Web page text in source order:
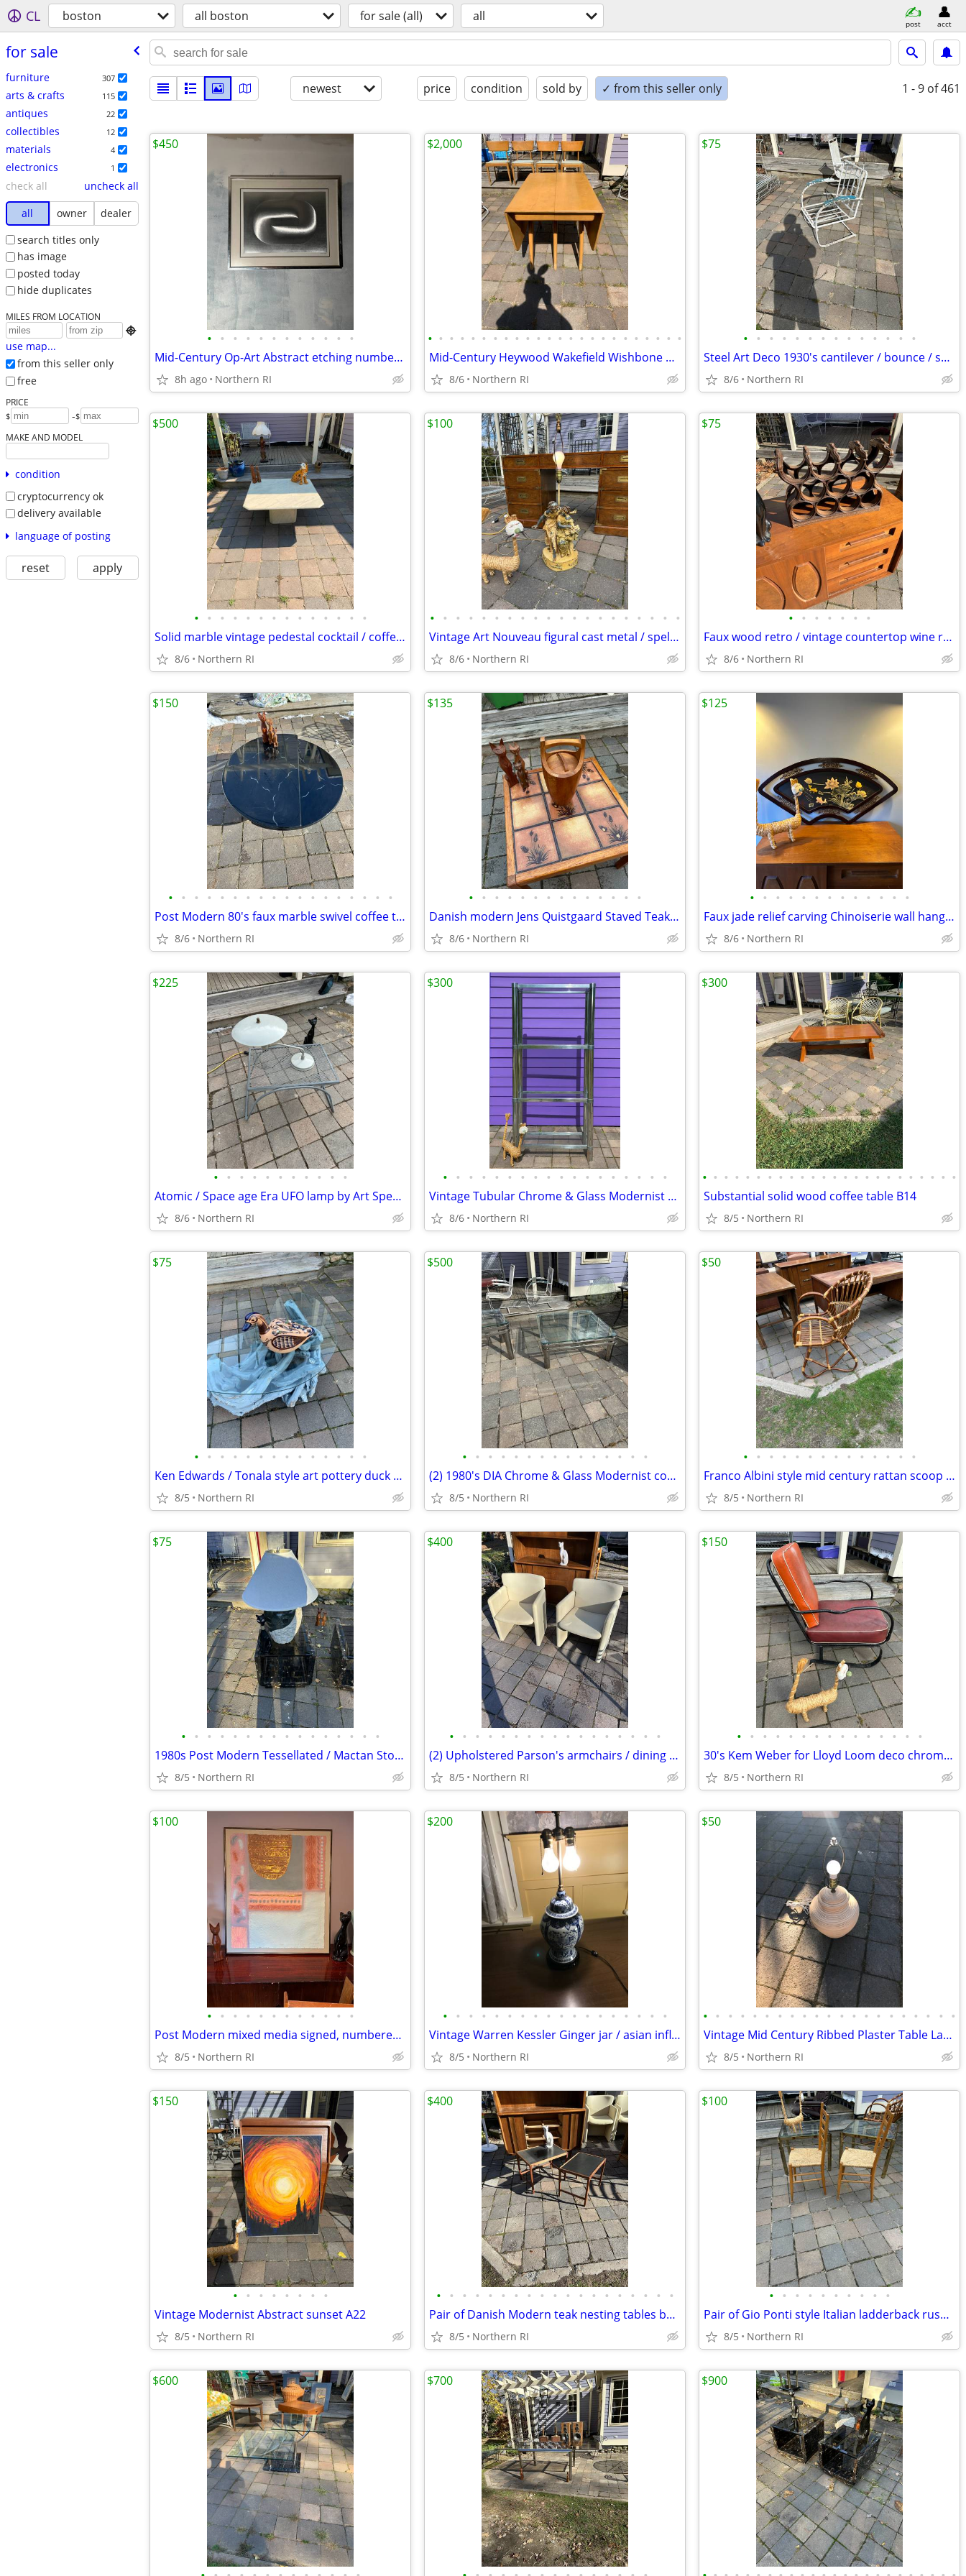
CL boston all boston for sale (all) all post acct
for sale
furniture 307
arts & crafts 115
antiques 22
collectibles 12
materials 4
electronics 1
check all
uncheck all
all
owner
dealer
search titles only
has image
posted today
hide duplicates
MILES FROM LOCATION

use map...
from this seller only
free
PRICE
$ -$
MAKE AND MODEL
condition
cryptocurrency ok
delivery available
language of posting
reset apply
newest price condition sold by ✓ from this seller only 1 - 9 of 461
• • • • • • • • • • • •
Mid-Century Op-Art Abstract etching numbered signed Patrick Dupre A479
8h ago Northern RI
$450
• • • • • • • • • • • • • • • • • • • • • • • •
Mid-Century Heywood Wakefield Wishbone Drop Leaf Dining table A476
8/6 Northern RI
$2,000
• • • • • • • • • • • • • •
Steel Art Deco 1930's cantilever / bounce / spring patio rocker A427
8/6 Northern RI
$75
• • • • • • • • • • • • • •
Solid marble vintage pedestal cocktail / coffee table A225
8/6 Northern RI
$500
• • • • • • • • • • • • • • • • • • • •
Vintage Art Nouveau figural cast metal / spelter lamp A237
8/6 Northern RI
$100
• • • • • • •
Faux wood retro / vintage countertop wine rack A193
8/6 Northern RI
$75
• • • • • • • • • • • • • • • • • •
Post Modern 80's faux marble swivel coffee table A96
8/6 Northern RI
$150
• • • • • • • • • • • • • •
Danish modern Jens Quistgaard Staved Teak Ice Bucket Dansk A457
8/6 Northern RI
$135
• • • • • • • • • • • • •
Faux jade relief carving Chinoiserie wall hanging A245
8/6 Northern RI
$125
• • • • • • • • • • •
Atomic / Space age Era UFO lamp by Art Specialty Co. A25
8/6 Northern RI
$225
• • • • • • • • • • • • • • • • • •
Vintage Tubular Chrome & Glass Modernist etagere / shelf A175
8/6 Northern RI
$300
• • • • • • • • • • • • • • • • • • • • • • • •
Substantial solid wood coffee table B14
8/5 Northern RI
$300
• • • • • • • • • • • • • •
Ken Edwards / Tonala style art pottery duck A462
8/5 Northern RI
$75
• • • • • • • • • • • • • • •
(2) 1980's DIA Chrome & Glass Modernist coffee / side table B49
8/5 Northern RI
$500
• • • • • • • • • • • • • •
Franco Albini style mid century rattan scoop chair A3
8/5 Northern RI
$50
• • • • • • • • • • • • • • • •
1980s Post Modern Tessellated / Mactan Stone table lamp A436
8/5 Northern RI
$75
• • • • • • • • • • • • • • • • •
(2) Upholstered Parson's armchairs / dining chairs A351
8/5 Northern RI
$400
• • • • • • • • • • • • • • •
30's Kem Weber for Lloyd Loom deco chrome cantilever lounge chair A441
8/5 Northern RI
$150
• • • • • • • • • • • •
Post Modern mixed media signed, numbered art A453
8/5 Northern RI
$100
• • • • • • • • • • • • • • • • • •
Vintage Warren Kessler Ginger jar / asian influence table lamp A171
8/5 Northern RI
$200
• • • • • • • • • • • • • • • • • • • • •
Vintage Mid Century Ribbed Plaster Table Lamp A152
8/5 Northern RI
$50
• • • • • • • •
Vintage Modernist Abstract sunset A22
8/5 Northern RI
$150
• • • • • • • • • • • • • • • • • • •
Pair of Danish Modern teak nesting tables by Kurt Ostervig A138
8/5 Northern RI
$400
• • • • • • • • • •
Pair of Gio Ponti style Italian ladderback rush seat chairs as-is A243
8/5 Northern RI
$100
$600 $700 $900